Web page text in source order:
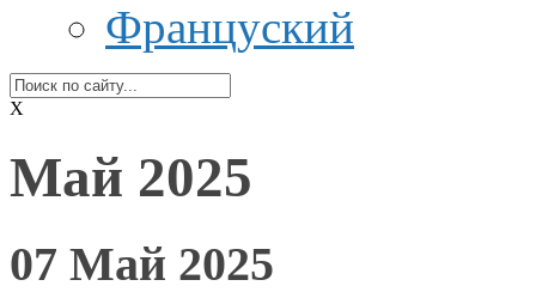
Француский
X
Май 2025
07 Май 2025